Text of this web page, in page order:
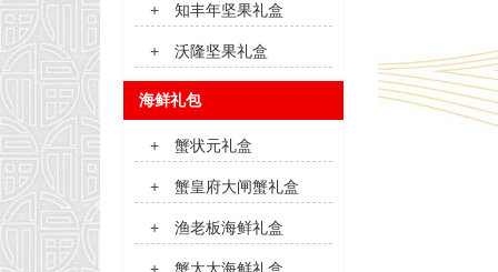
+ 知丰年坚果礼盒
+ 沃隆坚果礼盒
海鲜礼包
+ 蟹状元礼盒
+ 蟹皇府大闸蟹礼盒
+ 渔老板海鲜礼盒